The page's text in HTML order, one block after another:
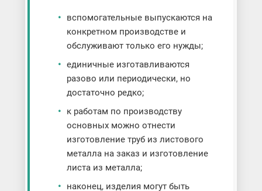
вспомогательные выпускаются на
конкретном производстве и
обслуживают только его нужды;
единичные изготавливаются
разово или периодически, но
достаточно редко;
к работам по производству
основных можно отнести
изготовление труб из листового
металла на заказ и изготовление
листа из металла;
наконец, изделия могут быть